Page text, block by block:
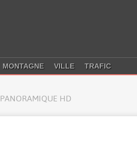
MONTAGNE VILLE TRAFIC
PANORAMIQUE HD